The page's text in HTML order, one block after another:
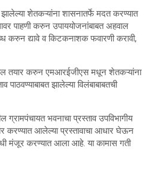
शेतकऱ्यांना शासनातर्फे मदत करण्यात
पाहणी करुन उपाययोजनांबाबत अहवाल
करुन द्यावे व किटकनाशक फवारणी करावी,
तयार करुन एमआरईजीएस मधून शेतकऱ्यांना
पाठवण्याबाबत झालेल्या विलंबाबाबतची
ग्रामपंचायत भवनाचा प्रस्ताव उपविभागीय
करण्यात आलेल्या प्रस्तावाचा आधार घेऊन
मंजूर करण्यात आला आहे. या कामास गती